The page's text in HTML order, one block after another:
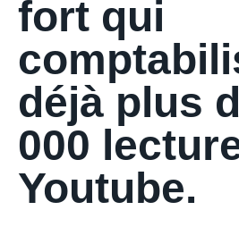
fort qui
déjà plus
000
Youtube.